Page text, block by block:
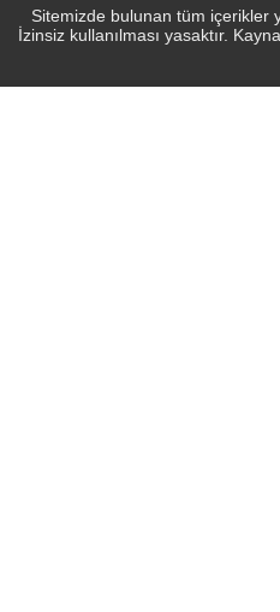
Sitemizde bulunan tüm içerikler
İzinsiz kullanılması yasaktır.